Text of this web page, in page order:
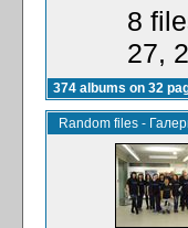
8
27,
374 albums on 32
Random files -